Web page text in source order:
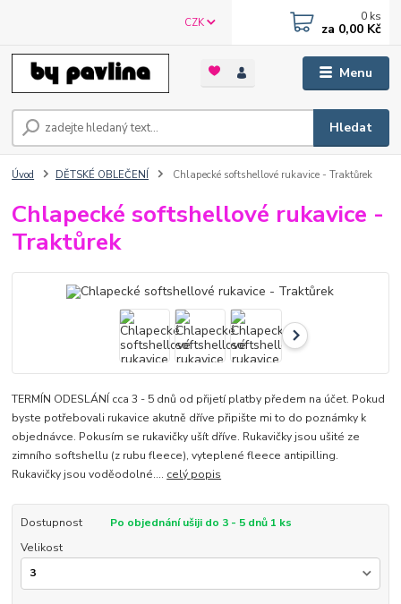
Menu
CZK
Hledat
0 ks
za 0,00 Kč
Úvod DĚTSKÉ OBLEČENÍ Chlapecké softshellové rukavice - Traktůrek
Chlapecké softshellové rukavice -
Traktůrek
TERMÍN ODESLÁNÍ cca 3 - 5 dnů od přijetí platby předem na účet. Pokud
byste potřebovali rukavice akutně dříve připište mi to do poznámky k
objednávce. Pokusím se rukavičky ušít dříve. Rukavičky jsou ušité ze
zimního softshellu (z rubu fleece), vyteplené fleece antipilling.
Rukavičky jsou voděodolné.... celý popis
Dostupnost
Po objednání ušiji do 3 - 5 dnů 1 ks
Velikost